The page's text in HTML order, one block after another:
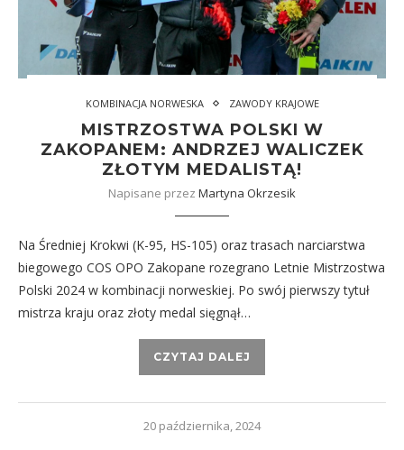
KOMBINACJA NORWESKA ZAWODY KRAJOWE
MISTRZOSTWA POLSKI W
ZAKOPANEM: ANDRZEJ WALICZEK
ZŁOTYM MEDALISTĄ!
Napisane przez Martyna Okrzesik
Na Średniej Krokwi (K-95, HS-105) oraz trasach narciarstwa
biegowego COS OPO Zakopane rozegrano Letnie Mistrzostwa
Polski 2024 w kombinacji norweskiej. Po swój pierwszy tytuł
mistrza kraju oraz złoty medal sięgnął…
CZYTAJ DALEJ
20 października, 2024